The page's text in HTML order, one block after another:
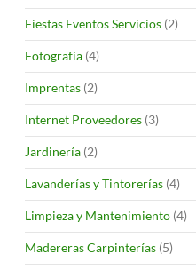
Fiestas Eventos Servicios (2)
Fotografía (4)
Imprentas (2)
Internet Proveedores (3)
Jardinería (2)
Lavanderías y Tintorerías (4)
Limpieza y Mantenimiento (4)
Madereras Carpinterías (5)